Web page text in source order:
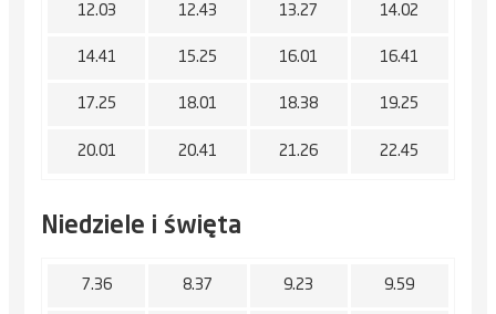
12.03 12.43 13.27 14.02
14.41 15.25 16.01 16.41
17.25 18.01 18.38 19.25
20.01 20.41 21.26 22.45
Niedziele i święta
7.36 8.37 9.23 9.59